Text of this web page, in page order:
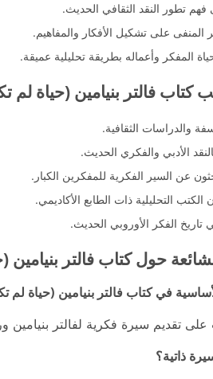
تطور النقد الثقافي الحديث.
المنفى على تشكيل الأفكار والمفاهيم.
المفكر وأعماله بطريقة تحليلية عميقة.
كتاب فالتر بنيامين (حياة لم
والدراسات الثقافية.
الأدبي والفكري الحديث.
عن السير الفكرية للمفكرين الكبار.
التحليلية ذات الطابع الأكاديمي.
تاريخ الفكر الأوروبي الحديث.
حول كتاب فالتر بنيامين
في كتاب فالتر بنيامين (حياة لم
على تقديم سيرة فكرية لفالتر
ذاتية؟